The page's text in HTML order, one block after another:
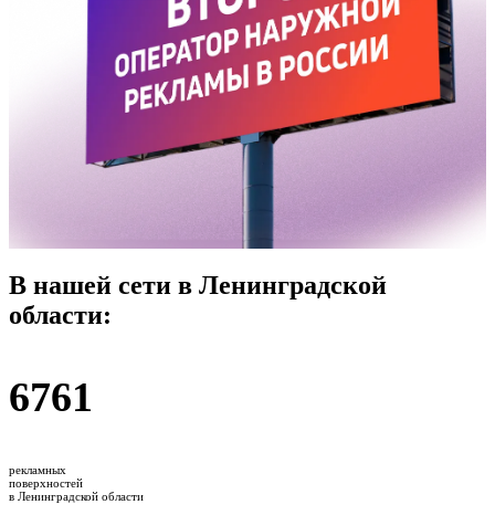
В нашей сети в Ленинградской
области:
6761
рекламных
поверхностей
в Ленинградской области